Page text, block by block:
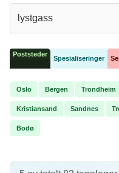
Poststeder
Spesialiseringer
Oslo Bergen Trondheim
Kristiansand Sandnes
Bodø